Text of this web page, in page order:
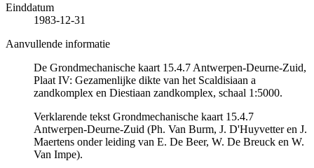
Einddatum
1983-12-31
Aanvullende informatie
De Grondmechanische kaart 15.4.7 Antwerpen-Deurne-Zuid,
Plaat IV: Gezamenlijke dikte van het Scaldisiaan a
zandkomplex en Diestiaan zandkomplex, schaal 1:5000.
Verklarende tekst Grondmechanische kaart 15.4.7
Antwerpen-Deurne-Zuid (Ph. Van Burm, J. D'Huyvetter en J.
Maertens onder leiding van E. De Beer, W. De Breuck en W.
Van Impe).